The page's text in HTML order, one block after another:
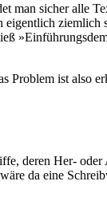
man sicher alle
ziemlich
Problem ist also
deren Her-
da eine